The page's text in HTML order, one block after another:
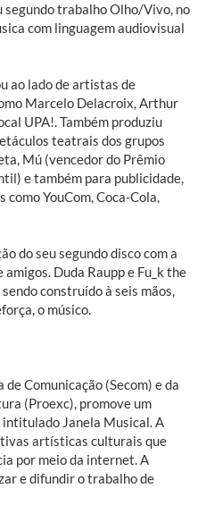
segundo trabalho Olho/Vivo, no
com linguagem audiovisual
ao lado de artistas de
Marcelo Delacroix, Arthur
UPA!. Também produziu
teatrais dos grupos
Mú (vencedor do Prêmio
e também para publicidade,
YouCom, Coca-Cola,
do seu segundo disco com a
Duda Raupp e Fu_k the
construído à seis mãos,
o músico.
Comunicação (Secom) e da
(Proexc), promove um
Janela Musical. A
artísticas culturais que
por meio da internet. A
e difundir o trabalho de